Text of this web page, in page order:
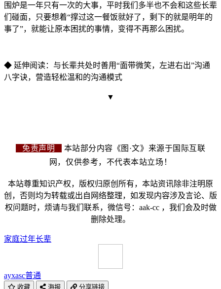
围炉是一年只有一次的大事，平时我们多半也不会和这些长辈
们碰面，只要想着“撑过这一餐饭就好了，剩下的就是明年的
事了”，就能让原本困扰的事情，变得不再那么困扰。
◆ 延伸阅读：与长辈共处时善用“面带微笑，左进右出”沟通
八字诀，营造轻松温和的沟通模式
▼
免责声明
本站部分内容《图·文》来源于国际互联
网，仅供参考，不代表本站立场！
本站尊重知识产权，版权归原创所有，本站资讯除非注明原
创，否则均为转载或出自网络整理，如发现内容涉及言论、版
权问题时，烦请与我们联系，微信号：aak-cc ，我们会及时做
删除处理。
家庭过年长辈
ayxasc普通
收藏 海报 分享链接